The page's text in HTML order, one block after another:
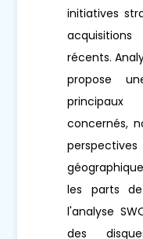
initiatives
récents.
propose
concernés,
les parts
l'analyse
des